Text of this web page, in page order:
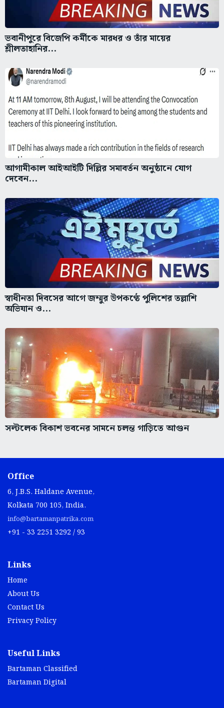
ভবানীপুরে বিজেপি কর্মীকে মারধর ও তাঁর মায়ের
শ্লীলতাহানির...
আগামীকাল আইআইটি দিল্লির সমাবর্তন অনুষ্ঠানে যোগ
দেবেন...
স্বাধীনতা দিবসের আগে জম্মুর উপকণ্ঠে পুলিশের তল্লাশি
অভিযান ও...
সল্টলেক বিকাশ ভবনের সামনে চলন্ত গাড়িতে আগুন
Office
6, J.B.S. Haldane Avenue,
Kolkata 700 105, India.
info@bartamanpatrika.com
+91 - 33 2251 3292 / 93
Links
Home
About Us
Contact Us
Privacy Policy
Useful Links
Bartaman Classified
Bartaman Digital